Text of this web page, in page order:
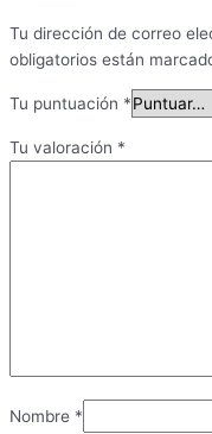
Tu dirección de correo
obligatorios están
Tu puntuación *
Tu valoración *
Nombre *